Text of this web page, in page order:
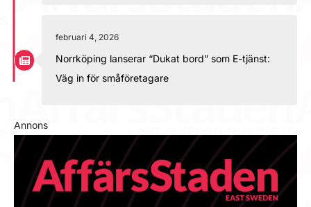
februari 4, 2026
Norrköping lanserar “Dukat bord” som E-tjänst:
Väg in för småföretagare
Annons